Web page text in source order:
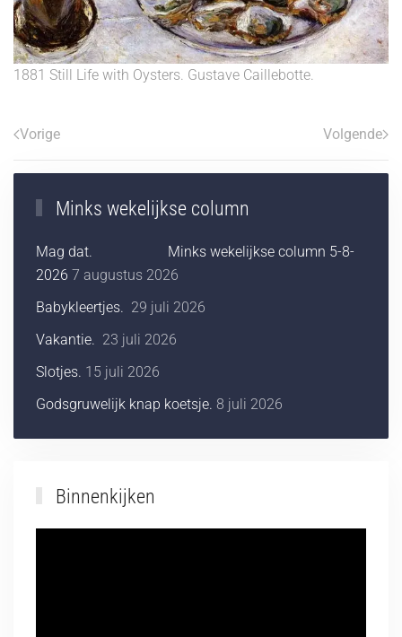
1881 Still Life with Oysters. Gustave Caillebotte.
Vorige Volgende
Minks wekelijkse column
Mag dat. Minks wekelijkse column 5-8-
2026 7 augustus 2026
Babykleertjes. 29 juli 2026
Vakantie. 23 juli 2026
Slotjes. 15 juli 2026
Godsgruwelijk knap koetsje. 8 juli 2026
Binnenkijken